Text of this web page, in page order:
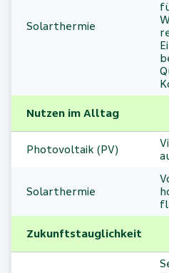
Solarthermie
Nutzen im Alltag
Photovoltaik (PV)
Solarthermie
Zukunftstauglichkeit